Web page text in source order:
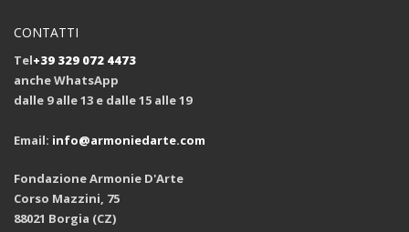
CONTATTI
Tel+39 329 072 4473
anche WhatsApp
dalle 9 alle 13 e dalle 15 alle 19
Email: info@armoniedarte.com
Fondazione Armonie D'Arte
Corso Mazzini, 75
88021 Borgia (CZ)